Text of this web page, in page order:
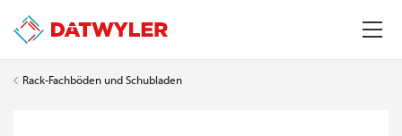
Rack-Fachböden und Schubladen